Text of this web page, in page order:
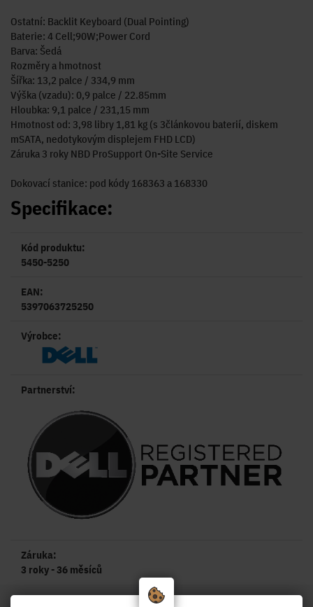
Ostatní: Backlit Keyboard (Dual Pointing)
Baterie: 4 Cell;90W;Power Cord
Barva: Šedá
Rozměry a hmotnost
Šířka: 13,2 palce / 334,9 mm
Výška (vzadu): 0,9 palce / 22.85mm
Hloubka: 9,1 palce / 231,15 mm
Hmotnost od: 3,98 libry 1,81 kg (s 3článkovou baterií, diskem
mSATA, nedotykovým displejem FHD LCD)
Záruka 3 roky NBD ProSupport On-Site Service
Dokovací stanice: pod kódy 168363 a 168330
Specifikace:
Kód produktu:
5450-5250
EAN:
5397063725250
Výrobce:
Partnerství:
Záruka:
3 roky - 36 měsíců